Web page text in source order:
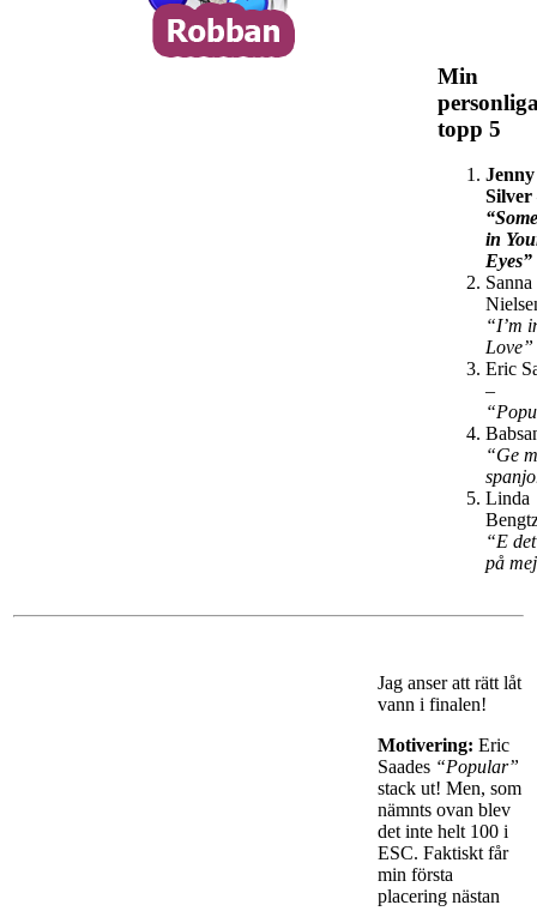
Min
topp 5
Jenny
Silver
in
Eyes”
Sanna
“I’m
Love”
Eric
–
“Ge
Linda
“E
på
Jag anser att rätt låt
vann i finalen!
Motivering: Eric
Saades “Popular”
stack ut! Men, som
nämnts ovan blev
det inte helt 100 i
ESC. Faktiskt får
min första
placering nästan